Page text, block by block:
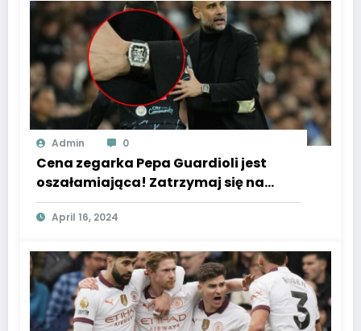
Admin 0
Cena zegarka Pepa Guardioli jest
oszałamiająca! Zatrzymaj się na
chwilę przed kliknięciem. Super
Express.
April 16, 2024